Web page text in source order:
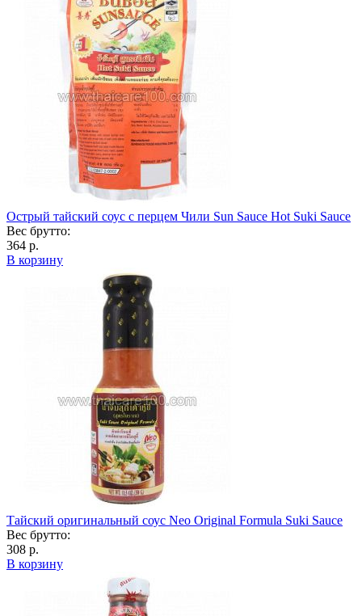
Острый тайский соус с перцем Чили Sun Sauce Hot Suki Sauce
Вес брутто:
364 р.
В корзину
Тайский оригинальный соус Neo Original Formula Suki Sauce
Вес брутто:
308 р.
В корзину